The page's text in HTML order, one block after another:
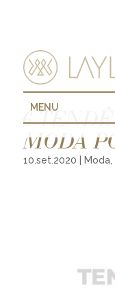
MENU
6
MODA
10.set.2020 Moda,